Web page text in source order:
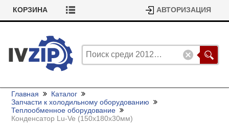
КОРЗИНА АВТОРИЗАЦИЯ
Главная
Каталог
Запчасти к холодильному оборудованию
Теплообменное оборудование
Конденсатор Lu-Ve (150x180x30мм)